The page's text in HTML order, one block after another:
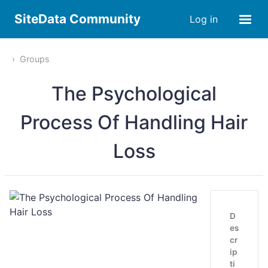
SiteData Community Log in
Groups
The Psychological
Process Of Handling Hair
Loss
D
es
cr
ip
ti